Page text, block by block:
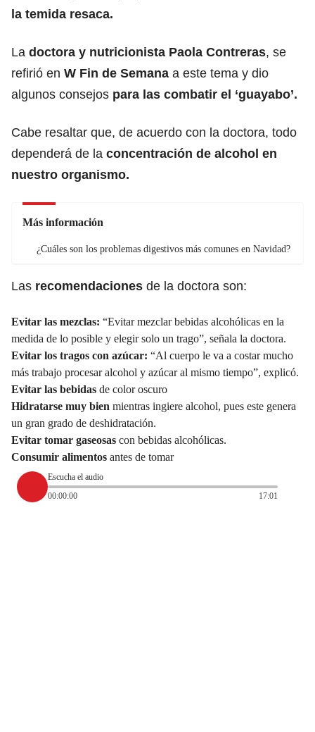
la temida resaca.
La doctora y nutricionista Paola Contreras, se
refirió en W Fin de Semana a este tema y dio
algunos consejos para las combatir el ‘guayabo’.
Cabe resaltar que, de acuerdo con la doctora, todo
dependerá de la concentración de alcohol en
nuestro organismo.
Más información
¿Cuáles son los problemas digestivos más comunes en Navidad?
Las recomendaciones de la doctora son:
Evitar las mezclas: “Evitar mezclar bebidas alcohólicas en la
medida de lo posible y elegir solo un trago”, señala la doctora.
Evitar los tragos con azúcar: “Al cuerpo le va a costar mucho
más trabajo procesar alcohol y azúcar al mismo tiempo”, explicó.
Evitar las bebidas de color oscuro
Hidratarse muy bien mientras ingiere alcohol, pues este genera
un gran grado de deshidratación.
Evitar tomar gaseosas con bebidas alcohólicas.
Consumir alimentos antes de tomar
Escucha el audio
00:00:00
17:01